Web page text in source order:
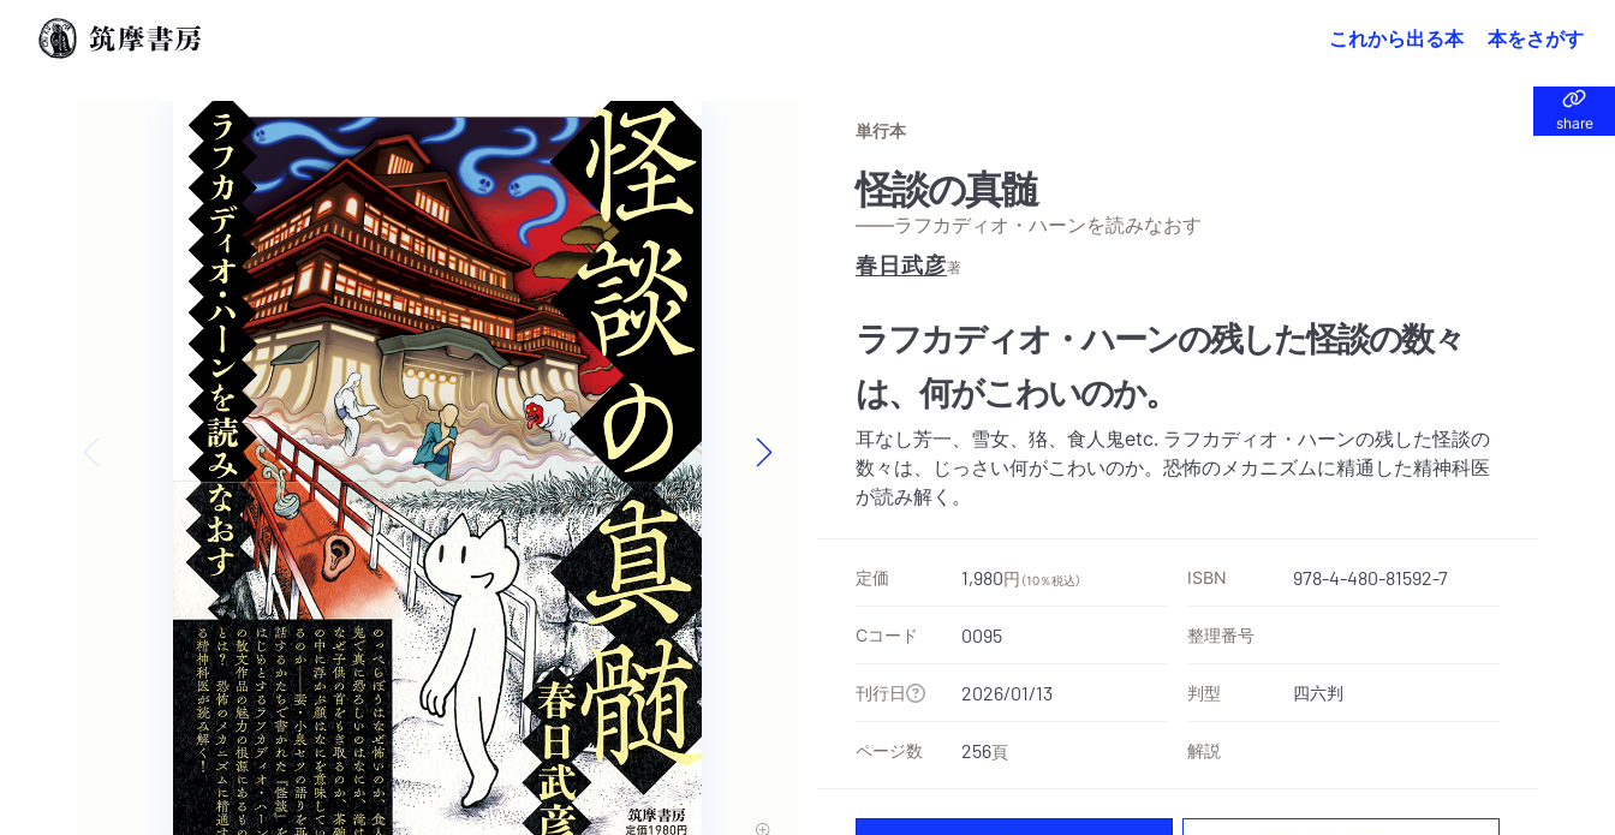
これから出る本 本をさがす
share
share
Previous slide
単行本
怪談の真髄
——ラフカディオ・ハーンを読みなおす
春日武彦著
ラフカディオ・ハーンの残した怪談の数々
は、何がこわいのか。
耳なし芳一、雪女、狢、食人鬼etc. ラフカディオ・ハーンの残した怪談の
数々は、じっさい何がこわいのか。恐怖のメカニズムに精通した精神科医
が読み解く。
定価 1,980円 （10％税込） ISBN 978-4-480-81592-7
Cコード 0095 整理番号
刊行日 2026/01/13 判型 四六判
ページ数 256頁 解説